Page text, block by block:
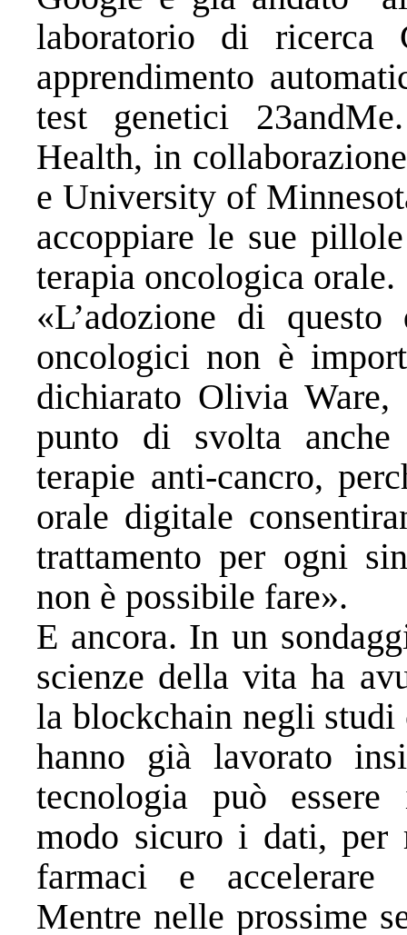
laboratorio di ricerca
apprendimento
test genetici
Health, in
e University of
accoppiare le sue
terapia oncologica orale.
«L’adozione di
oncologici non è
dichiarato Olivia
punto di svolta anche
terapie anti-cancro,
orale digitale
trattamento per ogni
non è possibile fare».
E ancora. In un
scienze della vita ha
la blockchain negli
hanno già lavorato
tecnologia può
modo sicuro i dati,
farmaci e accelerare
Mentre nelle prossime